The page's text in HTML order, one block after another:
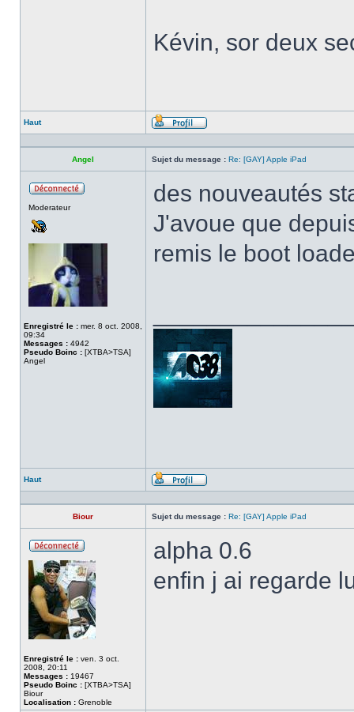
Kévin, sor deux
Haut
Profil
Angel Sujet du message : Re: [GAY] Apple iPad
Moderateur
Enregistré le : mer. 8 oct. 2008,
09:34
Messages : 4942
Pseudo Boinc : [XTBA>TSA]
Angel
des nouveautés
J'avoue que
remis le boot
Haut
Profil
Biour Sujet du message : Re: [GAY] Apple iPad
ligne
Enregistré le : ven. 3 oct.
2008, 20:11
Messages : 19467
Pseudo Boinc : [XTBA>TSA]
Biour
Localisation : Grenoble
alpha 0.6
enfin j ai regarde